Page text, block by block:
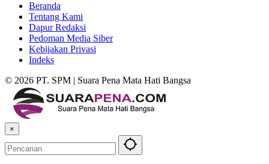
Beranda
Tentang Kami
Dapur Redaksi
Pedoman Media Siber
Kebijakan Privasi
Indeks
© 2026 PT. SPM | Suara Pena Mata Hati Bangsa
×